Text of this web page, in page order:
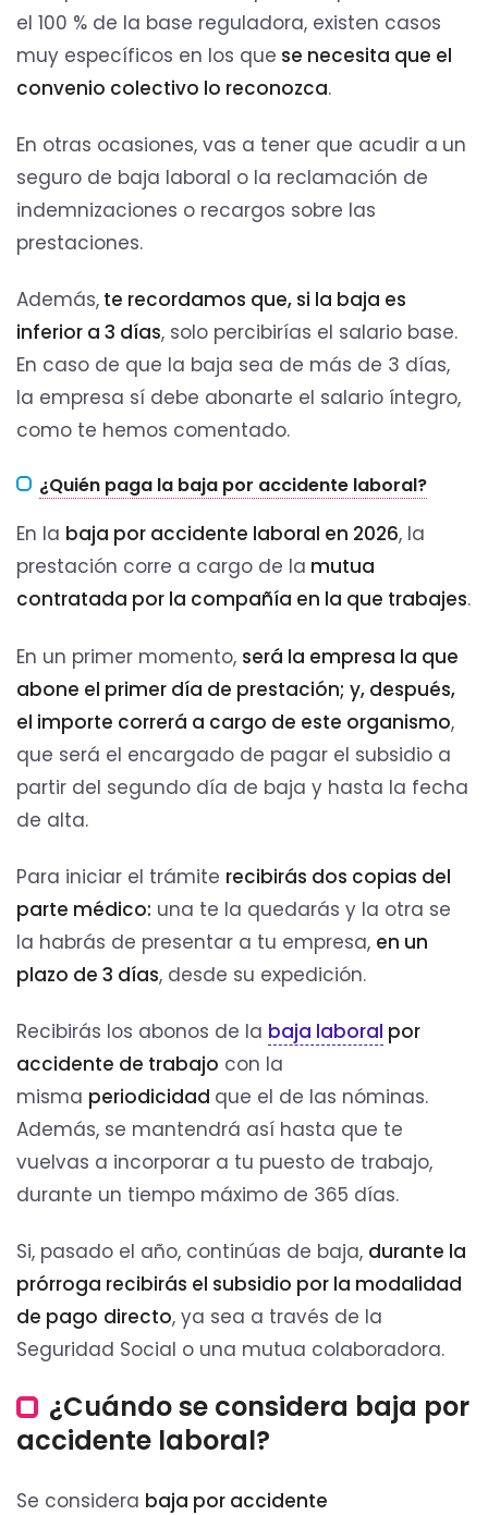
el 100 % de la base reguladora, existen casos
muy específicos en los que se necesita que el
convenio colectivo lo reconozca.
En otras ocasiones, vas a tener que acudir a un
seguro de baja laboral o la reclamación de
indemnizaciones o recargos sobre las
prestaciones.
Además, te recordamos que, si la baja es
inferior a 3 días, solo percibirías el salario base.
En caso de que la baja sea de más de 3 días,
la empresa sí debe abonarte el salario íntegro,
como te hemos comentado.
¿Quién paga la baja por accidente laboral?
En la baja por accidente laboral en 2026, la
prestación corre a cargo de la mutua
contratada por la compañía en la que trabajes.
En un primer momento, será la empresa la que
abone el primer día de prestación; y, después,
el importe correrá a cargo de este organismo,
que será el encargado de pagar el subsidio a
partir del segundo día de baja y hasta la fecha
de alta.
Para iniciar el trámite recibirás dos copias del
parte médico: una te la quedarás y la otra se
la habrás de presentar a tu empresa, en un
plazo de 3 días, desde su expedición.
Recibirás los abonos de la baja laboral por
accidente de trabajo con la
misma periodicidad que el de las nóminas.
Además, se mantendrá así hasta que te
vuelvas a incorporar a tu puesto de trabajo,
durante un tiempo máximo de 365 días.
Si, pasado el año, continúas de baja, durante la
prórroga recibirás el subsidio por la modalidad
de pago directo, ya sea a través de la
Seguridad Social o una mutua colaboradora.
¿Cuándo se considera baja por
accidente laboral?
Se considera baja por accidente